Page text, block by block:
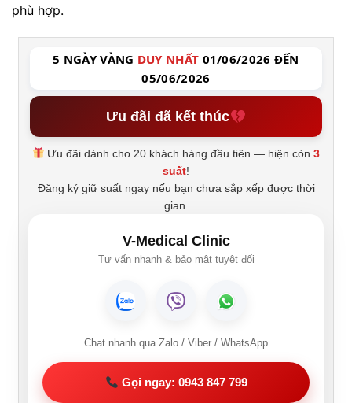
phù hợp.
5 NGÀY VÀNG DUY NHẤT 01/06/2026 ĐẾN
05/06/2026
Ưu đãi đã kết thúc
Ưu đãi dành cho 20 khách hàng đầu tiên — hiện còn3
suất!
Đăng ký giữ suất ngay nếu bạn chưa sắp xếp được thời
gian.
V-Medical Clinic
Tư vấn nhanh & bảo mật tuyệt đối
Chat nhanh qua Zalo / Viber / WhatsApp
Gọi ngay: 0943 847 799